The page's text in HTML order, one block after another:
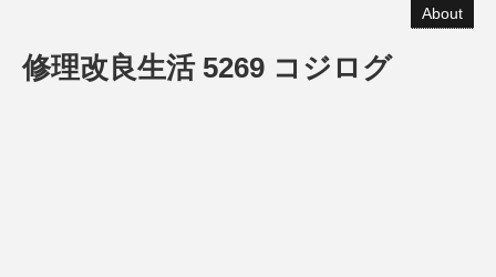
About
修理改良生活 5269 コジログ